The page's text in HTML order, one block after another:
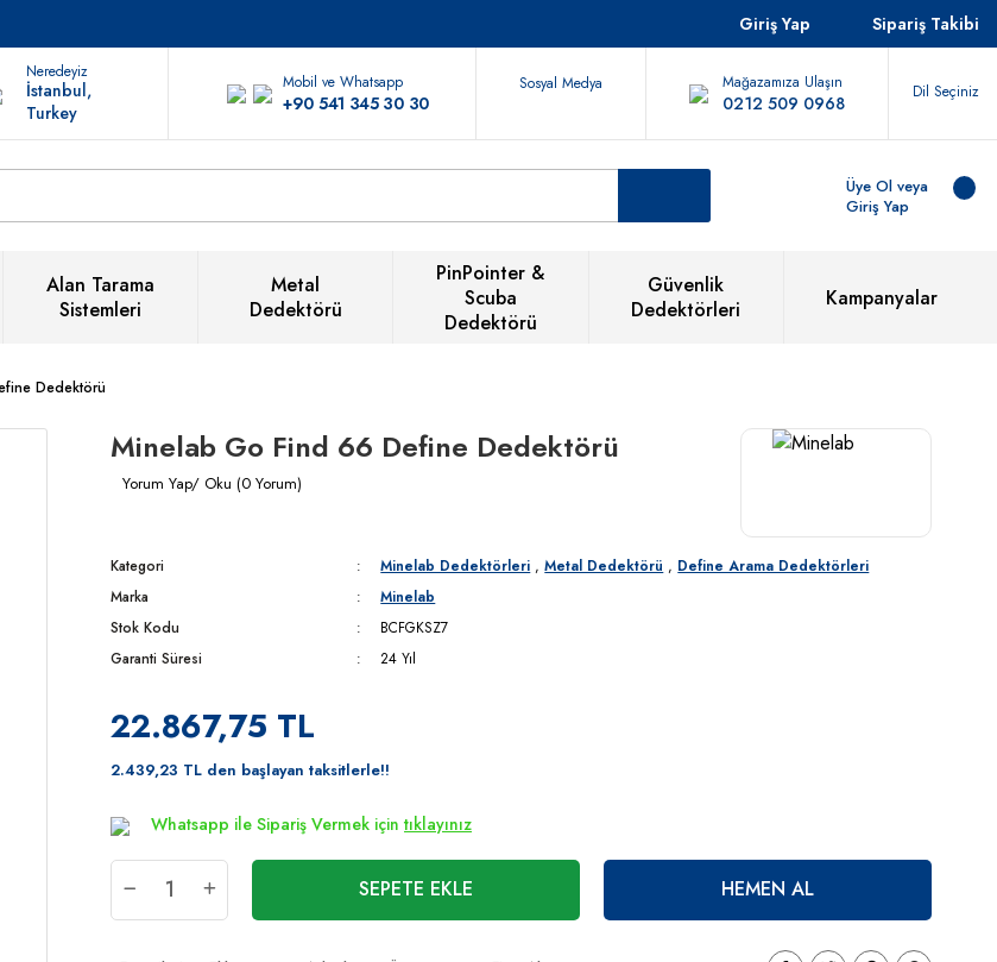
Giriş Yap Sipariş Takibi
Neredeyiz
İstanbul,
Turkey
Mobil ve Whatsapp
+90 541 345 30 30
Sosyal Medya Mağazamıza Ulaşın
0212 509 0968 Dil Seçiniz
Üye Ol veya
Giriş Yap
Alan Tarama
Sistemleri
Metal
Dedektörü
PinPointer &
Scuba
Dedektörü
Güvenlik
Dedektörleri
Kampanyalar
Dedektörü
Minelab Go Find 66 Define Dedektörü
Yorum Yap/ Oku (0 Yorum)
Kategori Minelab Dedektörleri ,Metal Dedektörü , Define Arama Dedektörleri
Marka
Minelab
Stok Kodu
BCFGKSZ7
Garanti Süresi
24 Yıl
22.867,75 TL
2.439,23 TL den başlayan taksitlerle!!
Whatsapp ile Sipariş Vermek için tıklayınız
SEPETE EKLE HEMEN AL